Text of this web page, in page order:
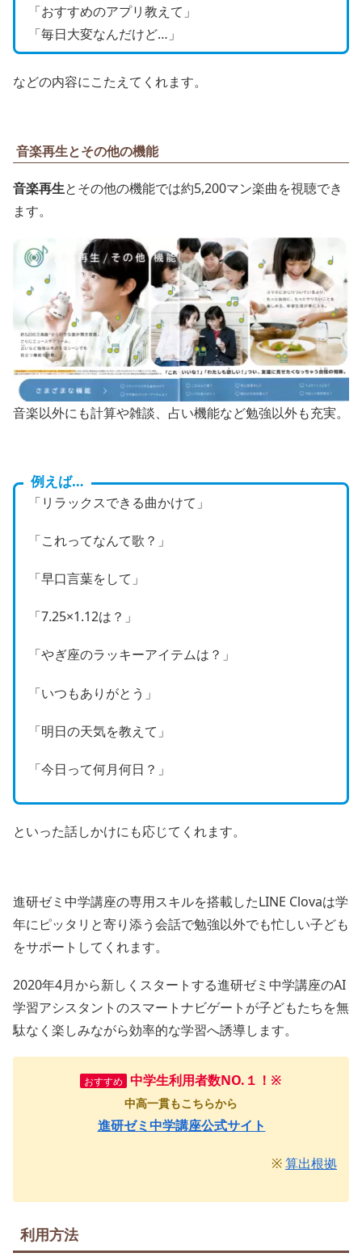
「おすすめのアプリ教えて」
「毎日大変なんだけど…」
などの内容にこたえてくれます。
音楽再生とその他の機能
音楽再生とその他の機能では約5,200マン楽曲を視聴でき
ます。
音楽以外にも計算や雑談、占い機能など勉強以外も充実。
例えば…
「リラックスできる曲かけて」
「これってなんて歌？」
「早口言葉をして」
「7.25×1.12は？」
「やぎ座のラッキーアイテムは？」
「いつもありがとう」
「明日の天気を教えて」
「今日って何月何日？」
といった話しかけにも応じてくれます。
進研ゼミ中学講座の専用スキルを搭載したLINE Clovaは学
年にピッタリと寄り添う会話で勉強以外でも忙しい子ども
をサポートしてくれます。
2020年4月から新しくスタートする進研ゼミ中学講座のAI
学習アシスタントのスマートナビゲートが子どもたちを無
駄なく楽しみながら効率的な学習へ誘導します。
おすすめ 中学生利用者数NO.１！ ※
中高一貫もこちらから
進研ゼミ中学講座公式サイト
※算出根拠
利用方法